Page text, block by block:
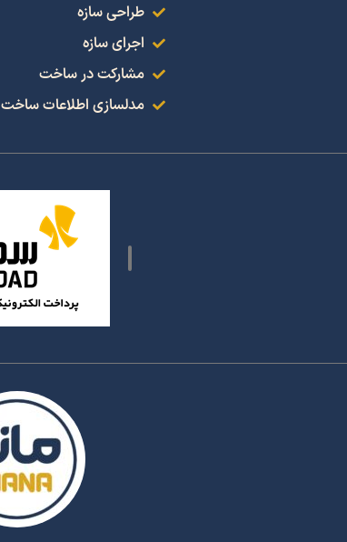
طراحی سازه
اجرای سازه
مشارکت در ساخت
مدلسازی اطلاعات ساخت